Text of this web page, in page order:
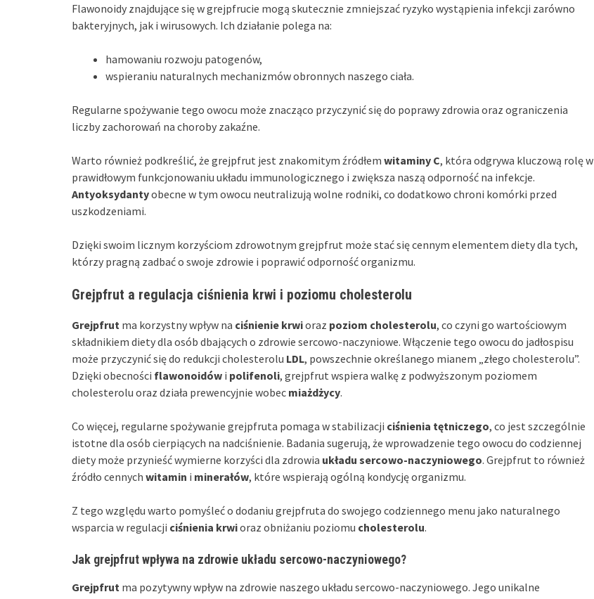
Flawonoidy znajdujące się w grejpfrucie mogą skutecznie zmniejszać ryzyko wystąpienia infekcji zarówno
bakteryjnych, jak i wirusowych. Ich działanie polega na:
hamowaniu rozwoju patogenów,
wspieraniu naturalnych mechanizmów obronnych naszego ciała.
Regularne spożywanie tego owocu może znacząco przyczynić się do poprawy zdrowia oraz ograniczenia
liczby zachorowań na choroby zakaźne.
Warto również podkreślić, że grejpfrut jest znakomitym źródłem witaminy C, która odgrywa kluczową rolę w
prawidłowym funkcjonowaniu układu immunologicznego i zwiększa naszą odporność na infekcje.
Antyoksydantyobecne w tym owocu neutralizują wolne rodniki, co dodatkowo chroni komórki przed
uszkodzeniami.
Dzięki swoim licznym korzyściom zdrowotnym grejpfrut może stać się cennym elementem diety dla tych,
którzy pragną zadbać o swoje zdrowie i poprawić odporność organizmu.
Grejpfrut a regulacja ciśnienia krwi i poziomu cholesterolu
Grejpfrut ma korzystny wpływ na ciśnienie krwioraz poziom cholesterolu, co czyni go wartościowym
składnikiem diety dla osób dbających o zdrowie sercowo-naczyniowe. Włączenie tego owocu do jadłospisu
może przyczynić się do redukcji cholesterolu LDL, powszechnie określanego mianem „złego cholesterolu”.
Dzięki obecności flawonoidów i polifenoli, grejpfrut wspiera walkę z podwyższonym poziomem
cholesterolu oraz działa prewencyjnie wobec miażdżycy.
Co więcej, regularne spożywanie grejpfruta pomaga w stabilizacji ciśnienia tętniczego, co jest szczególnie
istotne dla osób cierpiących na nadciśnienie. Badania sugerują, że wprowadzenie tego owocu do codziennej
diety może przynieść wymierne korzyści dla zdrowia układu sercowo-naczyniowego. Grejpfrut to również
źródło cennych witamin i minerałów, które wspierają ogólną kondycję organizmu.
Z tego względu warto pomyśleć o dodaniu grejpfruta do swojego codziennego menu jako naturalnego
wsparcia w regulacji ciśnienia krwioraz obniżaniu poziomu cholesterolu.
Jak grejpfrut wpływa na zdrowie układu sercowo-naczyniowego?
Grejpfrut ma pozytywny wpływ na zdrowie naszego układu sercowo-naczyniowego. Jego unikalne